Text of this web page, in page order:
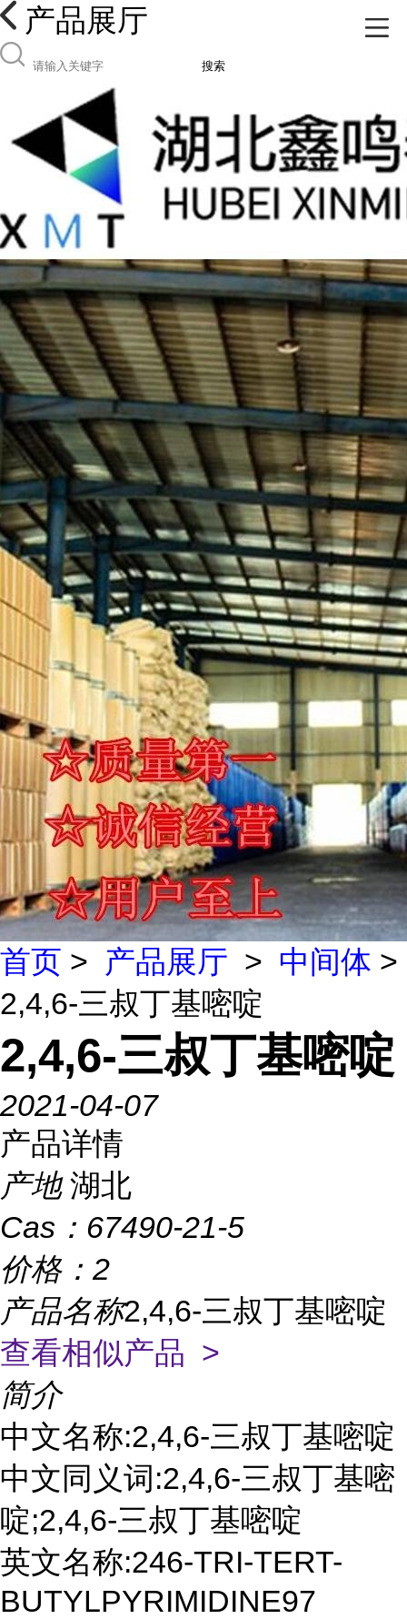
产品展厅
搜索
首页 > 产品展厅 > 中间体 >
2,4,6-三叔丁基嘧啶
2,4,6-三叔丁基嘧啶
2021-04-07
产品详情
产地 湖北
Cas： 67490-21-5
价格： 2
产品名称2,4,6-三叔丁基嘧啶
查看相似产品 >
简介
中文名称:2,4,6-三叔丁基嘧啶
中文同义词:2,4,6-三叔丁基嘧
啶;2,4,6-三叔丁基嘧啶
英文名称:246-TRI-TERT-
BUTYLPYRIMIDINE97